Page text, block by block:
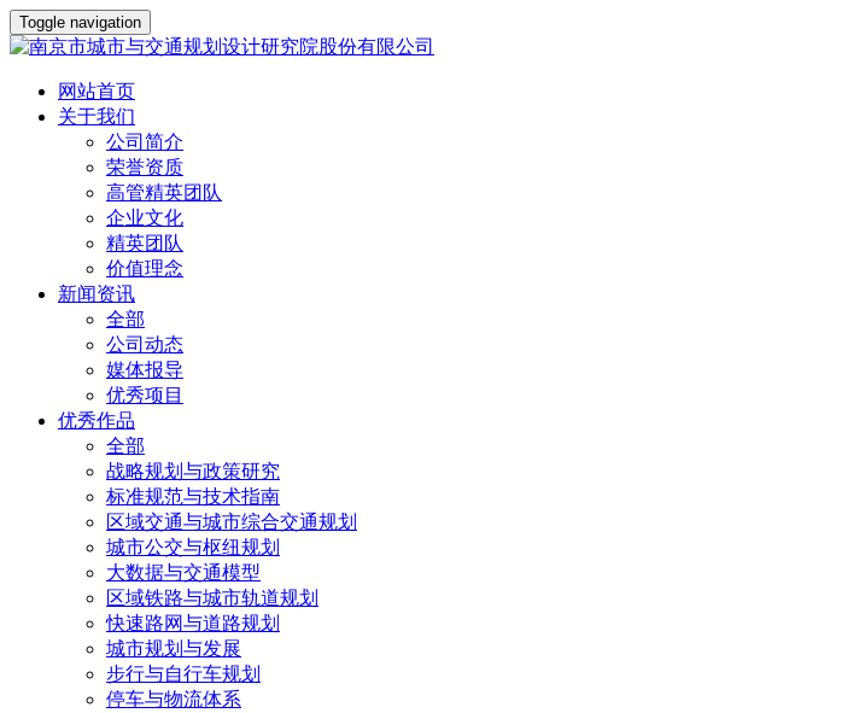
Toggle navigation
网站首页
关于我们
公司简介
荣誉资质
高管精英团队
企业文化
精英团队
价值理念
新闻资讯
全部
公司动态
媒体报导
优秀项目
优秀作品
全部
战略规划与政策研究
标准规范与技术指南
区域交通与城市综合交通规划
城市公交与枢纽规划
大数据与交通模型
区域铁路与城市轨道规划
快速路网与道路规划
城市规划与发展
步行与自行车规划
停车与物流体系